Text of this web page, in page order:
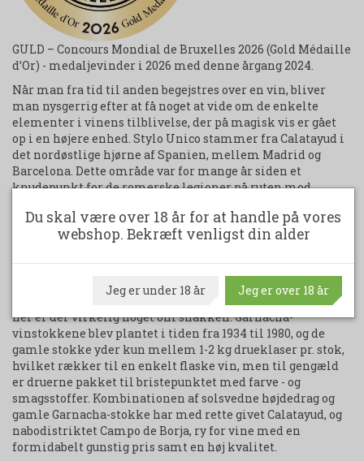
GULD – Concours Mondial de Bruxelles 2026 (Gold Médaille
d’Or) - medaljevinder i 2026 med denne årgang 2024.
Når man fra tid til anden begejstres over en vin, bliver
man nysgerrig efter at få noget at vide om de enkelte
elementer i vinens tilblivelse, der på magisk vis er gået
op i en højere enhed. Stylo Unico stammer fra Calatayud i
det nordøstlige hjørne af Spanien, mellem Madrid og
Barcelona. Dette område var for mange år siden et
knudepunkt for de romerske legioner på ruten mod
vin i flere tusind år. I Calatayud er der tørt og gloende hedt,
heldigvis er en jordbund rig på mergel og skifer god til at
godt af de friske vinde og kølige nætter på vinmarkerne,
der er beliggende i 850-1050 meters højde. ”Old vines”,
gamle vinstokke, kan man læse på mange etiketter, men
her er der virkelig noget om snakken. Garnacha-
vinstokkene blev plantet i tiden fra 1934 til 1980, og de
gamle stokke yder kun mellem 1-2 kg drueklaser pr. stok,
hvilket rækker til en enkelt flaske vin, men til gengæld
er druerne pakket til bristepunktet med farve - og
smagsstoffer. Kombinationen af solsvedne højdedrag og
gamle Garnacha-stokke har med rette givet Calatayud, og
nabodistriktet Campo de Borja, ry for vine med en
formidabelt gunstig pris samt en høj kvalitet.
Du skal være over 18 år for at handle på vores
webshop. Bekræft venligst din alder
Jeg er under 18 år Jeg er over 18 år